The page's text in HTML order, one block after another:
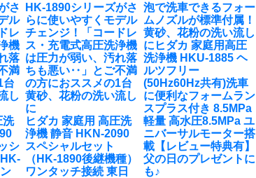
さ
ル
レ
機
落
満
台
し
洗
シ
HK-1890シリーズがさ
らに使いやすくモデル
チェンジ！「コードレ
ス・充電式高圧洗浄機
は圧力が弱い、汚れ落
ちも悪い‥」とご不満
の方におススメの1台
黄砂、花粉の洗い流し
に
ヒダカ 家庭用 高圧洗
浄機 静音 HKN-2090
スペシャルセット
（HK-1890後継機種）
ワンタッチ接続 東日
泡で洗車できるフォー
ムノズルが標準付属！
黄砂、花粉の洗い流し
に ヒダカ 家庭用高圧
洗浄機 HKU-1885 ヘ
ルツフリー
(50Hz60Hz共有)洗車
に便利なフォームラン
スプラス付き 8.5MPa
軽量 高水圧8.5MPa ユ
ニバーサルモーター搭
載【レビュー特典有】
父の日のプレゼントに
も♪